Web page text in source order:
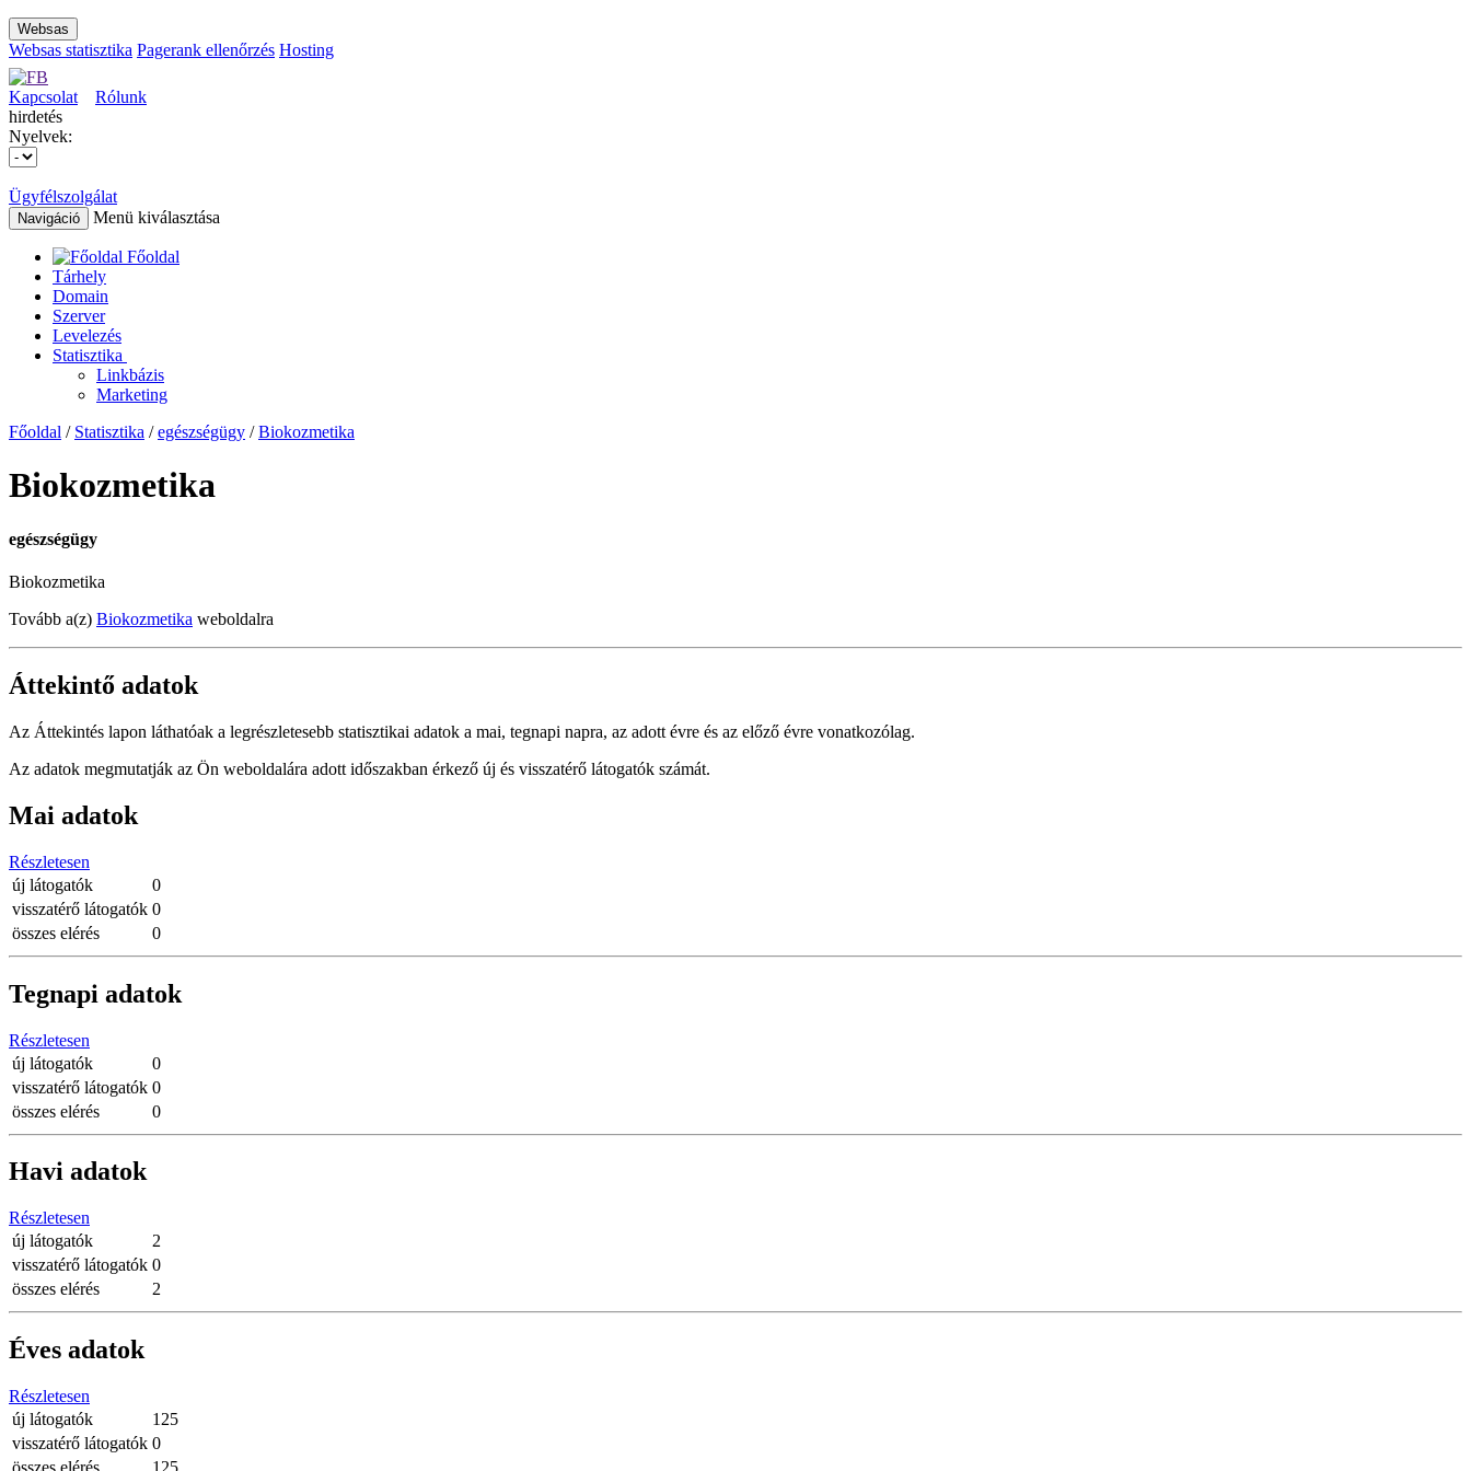
Websas
Websas statisztika Pagerank ellenőrzés Hosting
Kapcsolat
Rólunk
hirdetés
Nyelvek:
Ügyfélszolgálat
Navigáció Menü kiválasztása
Főoldal
Tárhely
Domain
Szerver
Levelezés
Statisztika
Linkbázis
Marketing
Főoldal / Statisztika /egészségügy /Biokozmetika
Biokozmetika
egészségügy
Biokozmetika
Tovább a(z) Biokozmetika weboldalra
Áttekintő adatok
Az Áttekintés lapon láthatóak a legrészletesebb statisztikai adatok a mai, tegnapi napra, az adott évre és az előző évre vonatkozólag.
Az adatok megmutatják az Ön weboldalára adott időszakban érkező új és visszatérő látogatók számát.
Mai adatok
Részletesen
új látogatók
0
visszatérő látogatók 0
összes elérés
0
Tegnapi adatok
Részletesen
új látogatók
0
visszatérő látogatók 0
összes elérés
0
Havi adatok
Részletesen
új látogatók
2
visszatérő látogatók 0
összes elérés
2
Éves adatok
Részletesen
új látogatók
125
visszatérő látogatók 0